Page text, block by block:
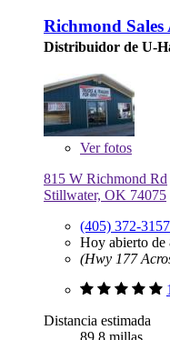
Richmond
Distribuidor de U-
Verfotos
815 W Richmond Rd
Stillwater, OK 74075
(405) 372-3157
Hoy abierto de
(Hwy 177
Distancia estimada
89.8 millas